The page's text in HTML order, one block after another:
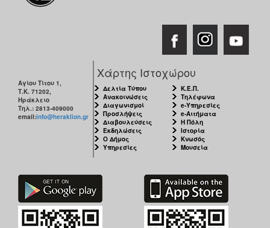
Αγίου Τίτου 1,
Τ.Κ. 71202,
Ηράκλειο
Τηλ.: 2813-409000
email:info@heraklion.gr
Χάρτης Ιστοχώρου
Δελτία Τύπου
Ανακοινώσεις
Διαγωνισμοί
Προσλήψεις
Διαβουλεύσεις
Εκδηλώσεις
Ο Δήμος
Υπηρεσίες
Κ.Ε.Π.
Τηλέφωνα
e-Υπηρεσίες
e-Αιτήματα
Η Πόλη
Ιστορία
Κνωσός
Μουσεία